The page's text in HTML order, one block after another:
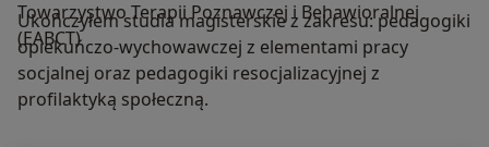
Towarzystwo Terapii Poznawczej i Behawioralnej
(EABCT)
Ukończyłem studia magisterskie z zakresu: pedagogiki
opiekuńczo-wychowawczej z elementami pracy
socjalnej oraz pedagogiki resocjalizacyjnej z
profilaktyką społeczną.